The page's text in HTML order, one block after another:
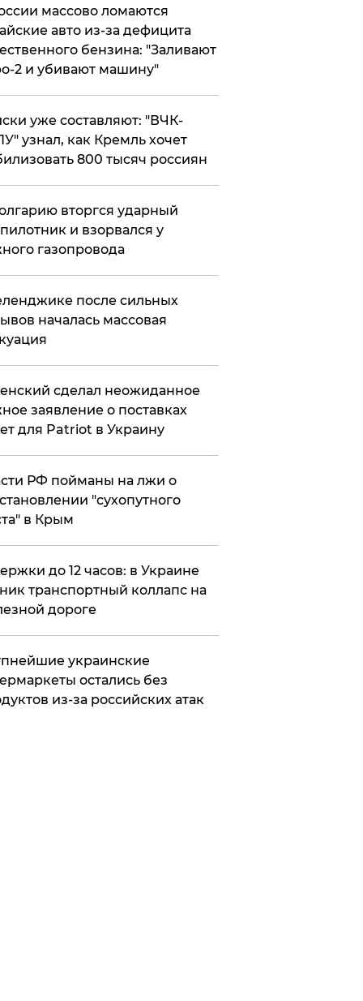
массово ломаются
авто из-за дефицита
бензина: "Заливают
2 и убивают машину"
уже составляют: "ВЧК-
узнал, как Кремль хочет
800 тысяч россиян
вторгся ударный
и взорвался у
газопровода
после сильных
началась массовая
сделал неожиданное
заявление о поставках
для Patriot в Украину
РФ пойманы на лжи о
"сухопутного
в Крым
до 12 часов: в Украине
транспортный коллапс на
дороге
украинские
остались без
из-за российских атак